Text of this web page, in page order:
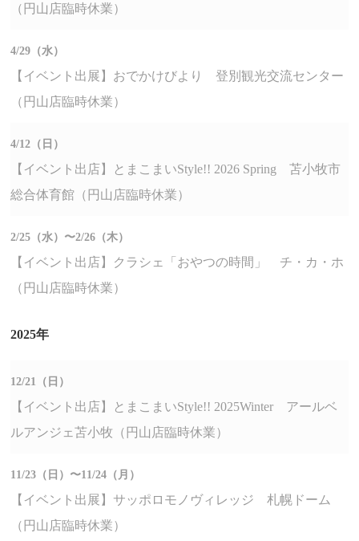
（円山店臨時休業）
4/29（水）
【イベント出展】おでかけびより 登別観光交流センター
（円山店臨時休業）
4/12（日）
【イベント出店】とまこまいStyle!! 2026 Spring 苫小牧市
総合体育館（円山店臨時休業）
2/25（水）〜2/26（木）
【イベント出店】クラシェ「おやつの時間」 チ・カ・ホ
（円山店臨時休業）
2025年
12/21（日）
【イベント出店】とまこまいStyle!! 2025Winter アールベ
ルアンジェ苫小牧（円山店臨時休業）
11/23（日）〜11/24（月）
【イベント出展】サッポロモノヴィレッジ 札幌ドーム
（円山店臨時休業）